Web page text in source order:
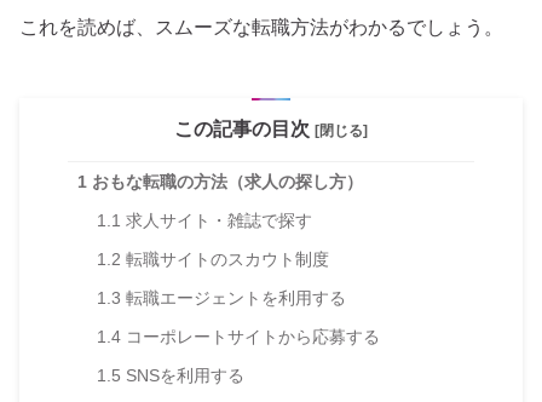
これを読めば、スムーズな転職方法がわかるでしょう。
この記事の目次 [閉じる]
1 おもな転職の方法（求人の探し方）
1.1 求人サイト・雑誌で探す
1.2 転職サイトのスカウト制度
1.3 転職エージェントを利用する
1.4 コーポレートサイトから応募する
1.5 SNSを利用する